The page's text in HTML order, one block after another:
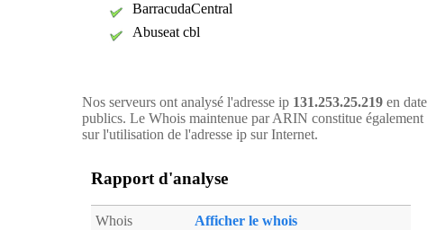
BarracudaCentral
Abuseat cbl
Nos serveurs ont analysé l'adresse ip 131.253.25.219 en
publics. Le Whois maintenue par ARIN constitue
sur l'utilisation de l'adresse ip sur Internet.
Rapport d'analyse
Whois Afficher le whois